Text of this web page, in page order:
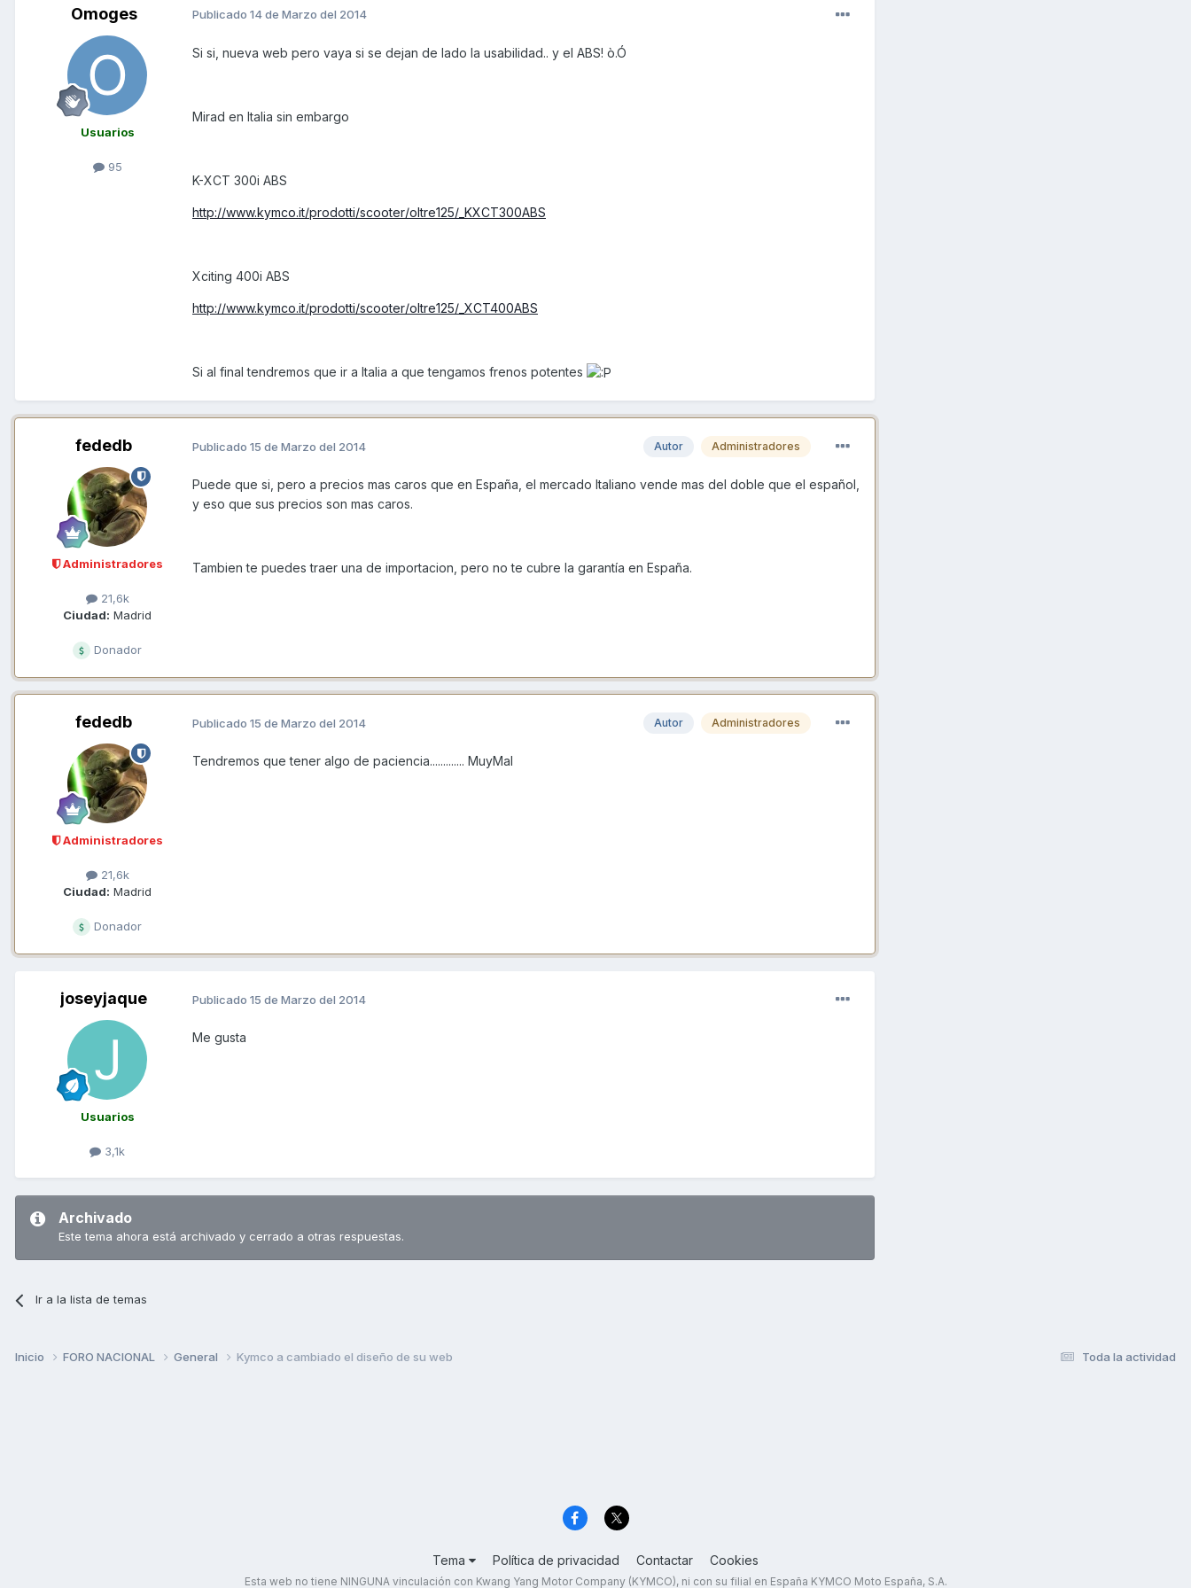
Omoges
Usuarios
95
Publicado 14 de Marzo del 2014
Si si, nueva web pero vaya si se dejan de lado la usabilidad.. y el ABS! ò.Ó
Mirad en Italia sin embargo
K-XCT 300i ABS
http://www.kymco.it/prodotti/scooter/oltre125/_KXCT300ABS
Xciting 400i ABS
http://www.kymco.it/prodotti/scooter/oltre125/_XCT400ABS
Si al final tendremos que ir a Italia a que tengamos frenos potentes
fededb
Administradores
21,6k
Ciudad: Madrid
Donador
Autor Administradores
Publicado 15 de Marzo del 2014
Puede que si, pero a precios mas caros que en España, el mercado Italiano vende mas del doble que el español,
y eso que sus precios son mas caros.
Tambien te puedes traer una de importacion, pero no te cubre la garantía en España.
fededb
Administradores
21,6k
Ciudad: Madrid
Donador
Autor Administradores
Publicado 15 de Marzo del 2014
Tendremos que tener algo de paciencia............. MuyMal
joseyjaque
Usuarios
3,1k
Publicado 15 de Marzo del 2014
Me gusta
Archivado
Este tema ahora está archivado y cerrado a otras respuestas.
Ir a la lista de temas
Toda la actividad
Inicio FORO NACIONAL General Kymco a cambiado el diseño de su web
Tema Política de privacidad Contactar Cookies
Esta web no tiene NINGUNA vinculación con Kwang Yang Motor Company (KYMCO), ni con su filial en España KYMCO Moto España, S.A.